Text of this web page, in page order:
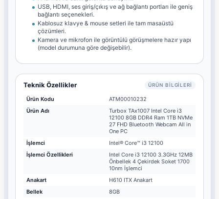
USB, HDMI, ses giriş/çıkış ve ağ bağlantı portları ile geniş
bağlantı seçenekleri.
Kablosuz klavye & mouse setleri ile tam masaüstü
çözümleri.
Kamera ve mikrofon ile görüntülü görüşmelere hazır yapı
(model durumuna göre değişebilir).
Teknik Özellikler ÜRÜN BILGILERI
Ürün Kodu
ATM00010232
Ürün Adı
Turbox TAx1007 Intel Core i3
12100 8GB DDR4 Ram 1TB NVMe
27 FHD Bluetooth Webcam All in
One PC
İşlemci
Intel® Core™ i3 12100
İşlemci Özellikleri
Intel Core i3 12100 3.3GHz 12MB
Önbellek 4 Çekirdek Soket 1700
10nm İşlemci
Anakart
H610 ITX Anakart
Bellek
8GB